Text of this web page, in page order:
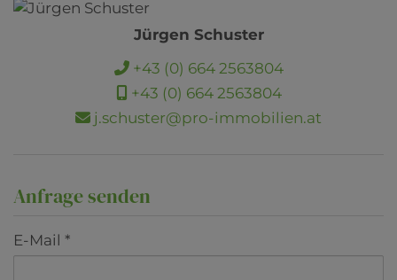
Jürgen Schuster
+43 (0) 664 2563804
+43 (0) 664 2563804
j.schuster@pro-immobilien.at
Anfrage senden
E-Mail